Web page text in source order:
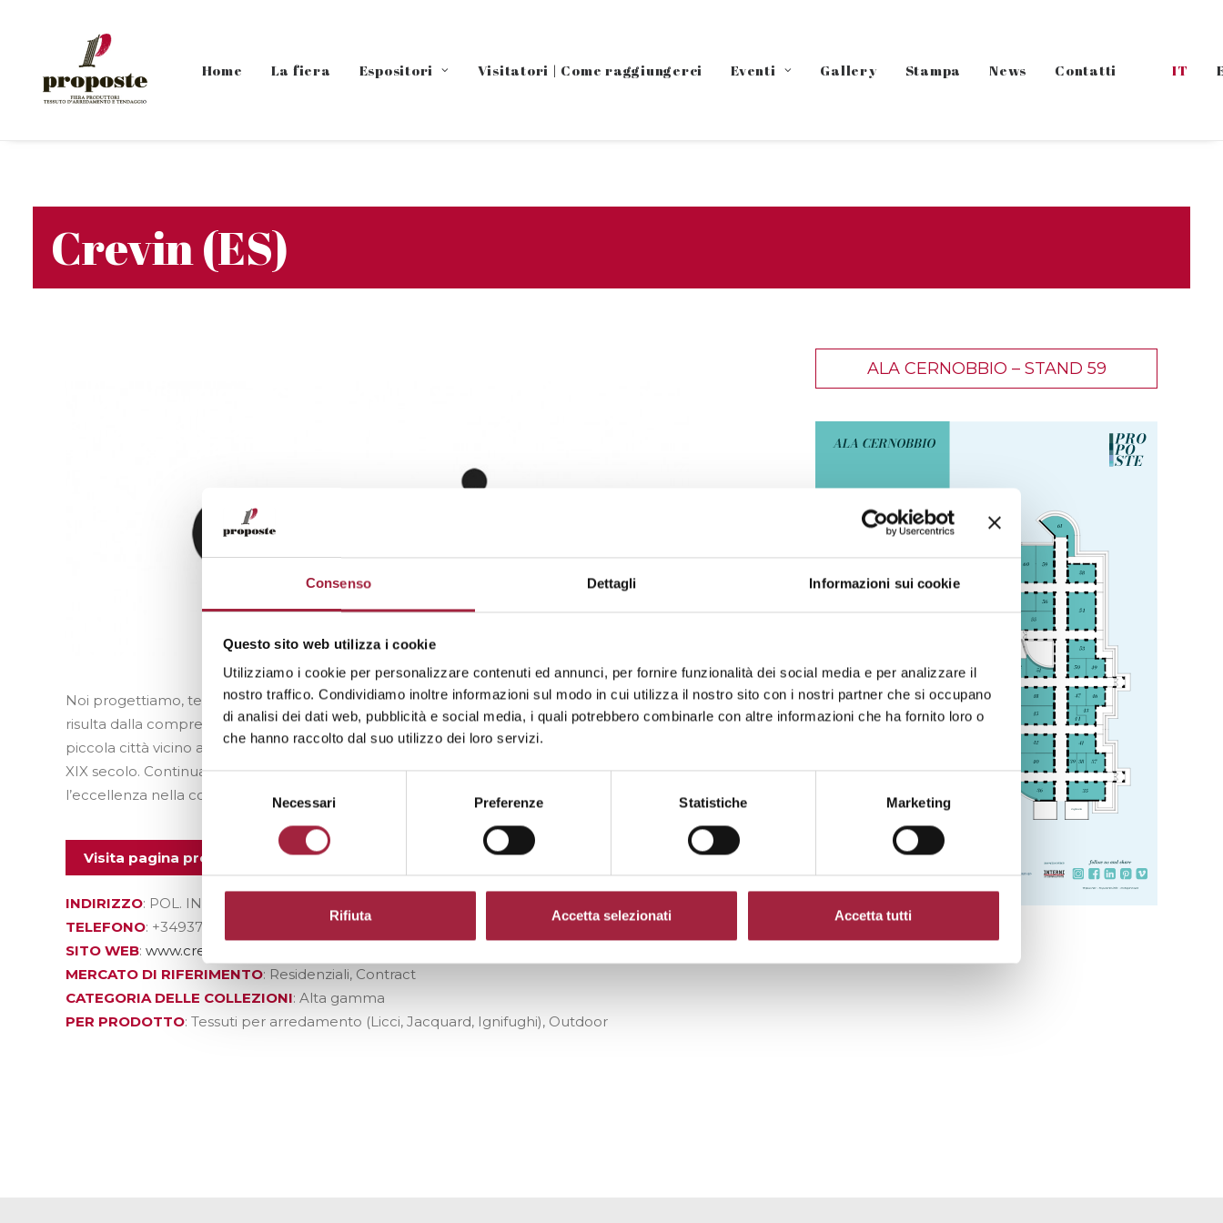
Consenso Dettagli Informazioni sui cookie
Questo sito web utilizza i cookie
Utilizziamo i cookie per personalizzare contenuti ed annunci, per fornire funzionalità dei social media e per analizzare il
nostro traffico. Condividiamo inoltre informazioni sul modo in cui utilizza il nostro sito con i nostri partner che si occupano
di analisi dei dati web, pubblicità e social media, i quali potrebbero combinarle con altre informazioni che ha fornito loro o
che hanno raccolto dal suo utilizzo dei loro servizi.
Selezione
del
Necessari Preferenze Statistiche Marketing
Rifiuta Accetta selezionati Accetta tutti
Home La fiera Espositori Visitatori | Come raggiungerci Eventi Gallery Stampa News Contatti IT
Crevin (ES)
Noi progettiamo, tessiamo, tingiamo, finiamo. In breve, creiamo. La nostra esperienza
risulta dalla comprensione di ogni aspetto dei tessuti. Siamo nati e cresciuti a Terrassa, una
piccola città vicino a Barcellona e sede di una produzione tessile innovativa dalla fine del
XIX secolo. Continua ad essere un luogo di rispetto per la tradizione, le persone e
l’eccellenza nella coltivazione di tecnologie sostenibili.
Visita pagina prodotti
INDIRIZZO: POL. IND. SANTA MARGARITA, C/LLOBREGAT, 21 08223 TERRASSA (ES)
TELEFONO: +34937841155
SITO WEB: www.crevin.com
MERCATO DI RIFERIMENTO: Residenziali, Contract
CATEGORIA DELLE COLLEZIONI: Alta gamma
PER PRODOTTO: Tessuti per arredamento (Licci, Jacquard, Ignifughi), Outdoor
ALA CERNOBBIO – STAND 59